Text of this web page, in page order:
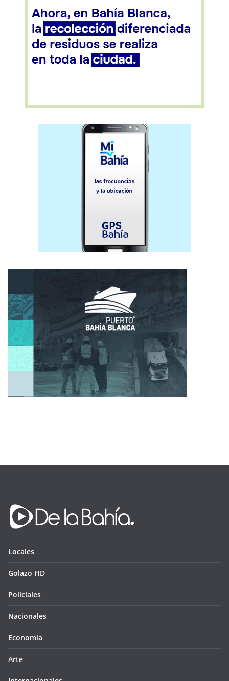
Locales
Golazo HD
Policiales
Nacionales
Economia
Arte